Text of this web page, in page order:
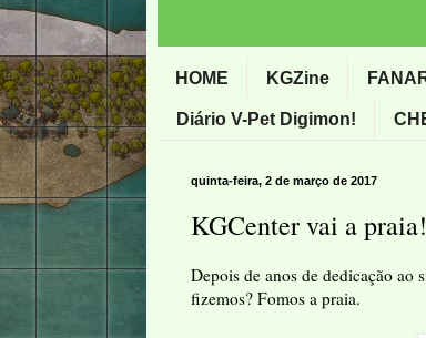
HOME KGZine
Diário V-Pet Digimon!
quinta-feira, 2 de março de 2017
KGCenter vai a praia!
Depois de anos de dedicação ao
fizemos? Fomos a praia.